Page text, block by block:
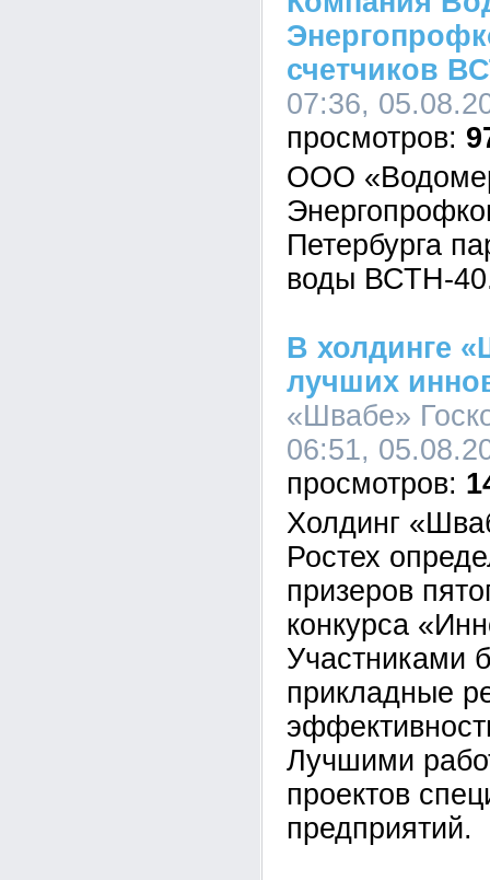
счетчиков
07:36,
ООО
Петербурга
воды ВСТН-
В холдинге
лучших
«Швабе»
06:51,
Холдинг
Ростех
призеров
конкурса
Участниками
прикладные
Лучшими
проектов
предприятий.